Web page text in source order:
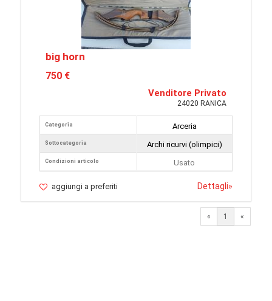
big horn
750 €
Venditore Privato
24020 RANICA
Categoria
Sottocategoria
Condizioni articolo
Arceria
Archi ricurvi (olimpici)
Usato
aggiungi a preferiti Dettagli»
« 1 «